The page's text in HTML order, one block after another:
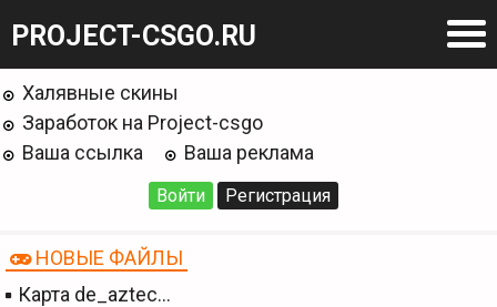
PROJECT-CSGO.RU
Халявные скины
Заработок на Project-csgo
Ваша ссылка
Ваша реклама
Войти Регистрация
НОВЫЕ ФАЙЛЫ
Карта de_aztec…